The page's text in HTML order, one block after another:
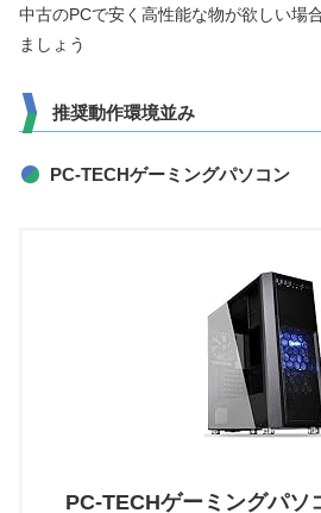
中古のPCで安く高性能な物が欲しい場
ましょう
推奨動作環境並み
PC-TECHゲーミングパソコン
PC-TECHゲーミングパソ